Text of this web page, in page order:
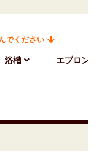
でください
浴槽 エプロン